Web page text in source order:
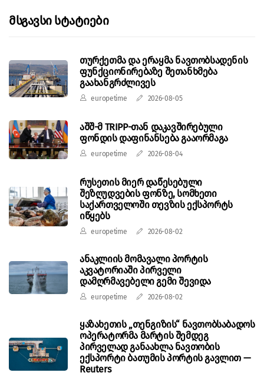
Მსგავსი Სტატიები
თურქეთმა და ერაყმა ნავთობსადენის
ფუნქციონირებაზე შეთანხმება
გაახანგრძლივეს
europetime 2026-08-05
აშშ-მ TRIPP-თან დაკავშირებული
ფონდის დაფინანსება გააორმაგა
europetime 2026-08-04
რუსეთის მიერ დაწესებული
შეზღუდვების ფონზე, სომხეთი
საქართველოში თევზის ექსპორტს
იწყებს
europetime 2026-08-02
ანაკლიის მომავალი პორტის
აკვატორიაში პირველი
დამღრმავებელი გემი შევიდა
europetime 2026-08-02
ყაზახეთის „თენგიზის“ ნავთობსაბადოს
ოპერატორმა მარტის შემდეგ
პირველად განაახლა ნავთობის
ექსპორტი ბათუმის პორტის გავლით —
Reuters